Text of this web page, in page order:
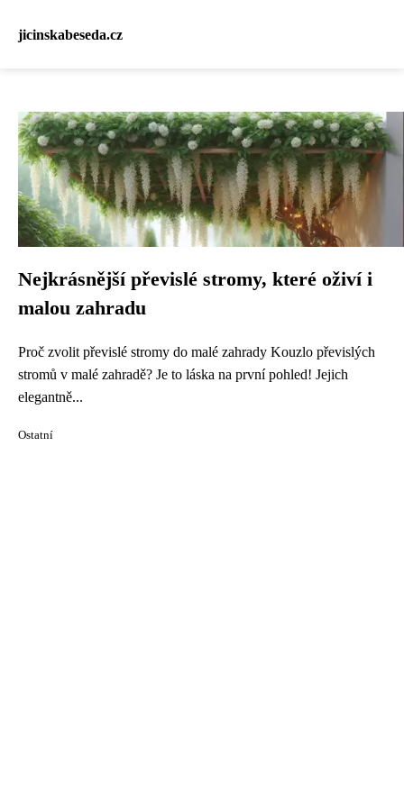
jicinskabeseda.cz
Nejkrásnější převislé stromy, které oživí i
malou zahradu
Proč zvolit převislé stromy do malé zahrady Kouzlo převislých
stromů v malé zahradě? Je to láska na první pohled! Jejich
elegantně...
Ostatní